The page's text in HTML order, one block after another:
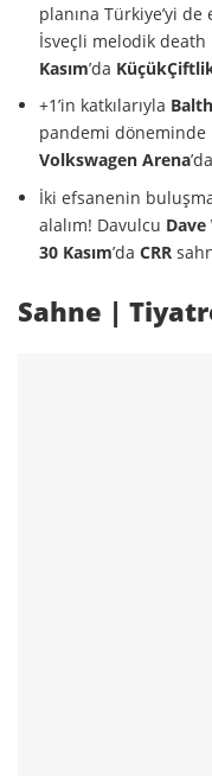
planına Türkiye’yi
İsveçli melodik
Kasım’da
+1’in katkılarıyla
pandemi
Volkswagen Arena
İki efsanenin
alalım! Davulcu
30 Kasım’daCRR
Sahne |